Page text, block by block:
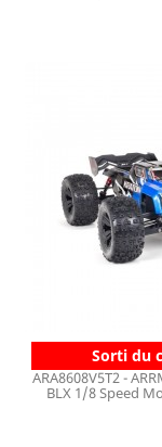
Sorti du
ARA8608V5T2 -
BLX 1/8 Speed